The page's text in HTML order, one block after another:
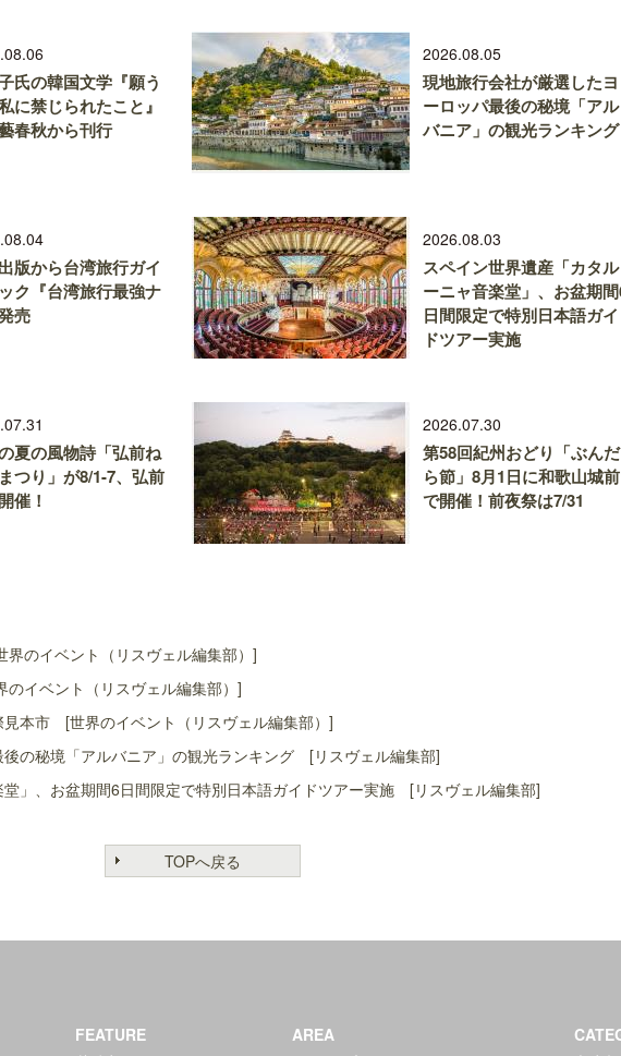
氏の韓国文学『願う
に禁じられたこと』
春秋から刊行
2026.08.05
現地旅行会社が厳選したヨ
ーロッパ最後の秘境「アル
バニア」の観光ランキング
版から台湾旅行ガイ
ク『台湾旅行最強ナ
売
2026.08.03
スペイン世界遺産「カタル
ーニャ音楽堂」、お盆期
日間限定で特別日本語ガイ
ドツアー実施
夏の風物詩「弘前ね
つり」が8/1-7、弘前
催！
2026.07.30
第58回紀州おどり「ぶんだ
ら節」8月1日に和歌山城前
で開催！前夜祭は7/31
のイベント（リスヴェル編集部）]
イベント（リスヴェル編集部）]
本市 [世界のイベント（リスヴェル編集部）]
の秘境「アルバニア」の観光ランキング [リスヴェル編集部]
」、お盆期間6日間限定で特別日本語ガイドツアー実施 [リスヴェル編集部]
TOPへ戻る
FEATURE AREA